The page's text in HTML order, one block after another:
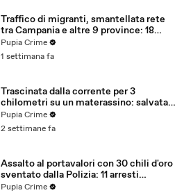
Traffico di migranti, smantellata rete
tra Campania e altre 9 province: 18
arresti (27.07.26)
Pupia Crime
1 settimana fa
Trascinata dalla corrente per 3
chilometri su un materassino: salvata
dalla Polizia (25.07.26)
Pupia Crime
2 settimane fa
Assalto al portavalori con 30 chili d'oro
sventato dalla Polizia: 11 arresti
(25.07.26)
Pupia Crime